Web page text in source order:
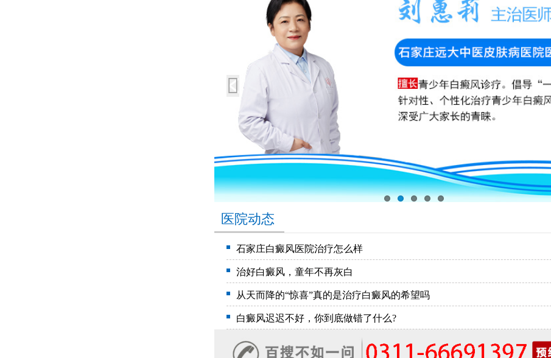
医院动态
石家庄白癜风医院治疗怎么样
治好白癜风，童年不再灰白
从天而降的“惊喜”真的是治疗白癜风的希望吗
白癜风迟迟不好，你到底做错了什么?